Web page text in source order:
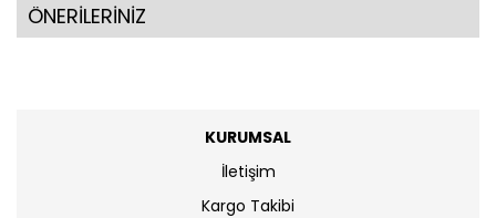
ÖNERİLERİNİZ
KURUMSAL
İletişim
Kargo Takibi